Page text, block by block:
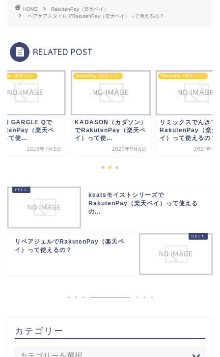
HOME
RakutenPay（楽天ペイ）
ヘアケアスタイルでRakutenPay（楽天ペイ）って使えるの？
RELATED POST
（楽天ペイ）
（カダソン）
RakutenPay（楽天ペ
）って使...
2020年9月6日
RakutenPay（楽天ペイ）
リミックスでんきで
RakutenPay（楽天ペ
イ）って使えるの？
2021年7月27日
RakutenPay（楽天ペイ）
CORN GARGLE
RakutenPay（楽
イ）って使...
2023
keatsモイストシリーズで
RakutenPay（楽天ペイ）って使える
の...
リペアジェルでRakutenPay（楽天ペ
イ）って使えるの？
カテゴリー